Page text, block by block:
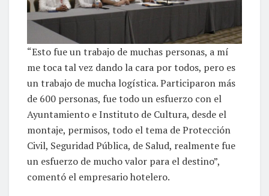
“Esto fue un trabajo de muchas personas, a mí
me toca tal vez dando la cara por todos, pero es
un trabajo de mucha logística. Participaron más
de 600 personas, fue todo un esfuerzo con el
Ayuntamiento e Instituto de Cultura, desde el
montaje, permisos, todo el tema de Protección
Civil, Seguridad Pública, de Salud, realmente fue
un esfuerzo de mucho valor para el destino”,
comentó el empresario hotelero.